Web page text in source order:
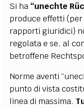
Si ha “unechte
produce effetti
rapporti giuridici)
regolata e se, al
betroffene
Norme aventi
punto di vista
linea di massima.